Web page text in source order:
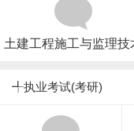
土建工程施工与监理技
╃执业考试(考研)